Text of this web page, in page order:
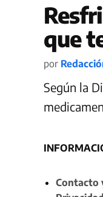
que
por
Según la
Contacto